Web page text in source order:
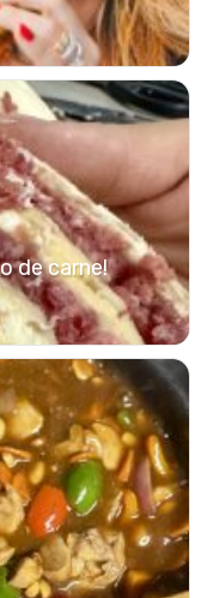
de carne!